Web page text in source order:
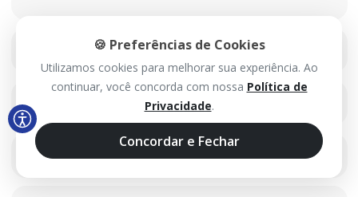
2024
2023
🍪 Preferências de Cookies
Utilizamos cookies para melhorar sua experiência. Ao
continuar, você concorda com nossa Política de
Privacidade.
Concordar e Fechar